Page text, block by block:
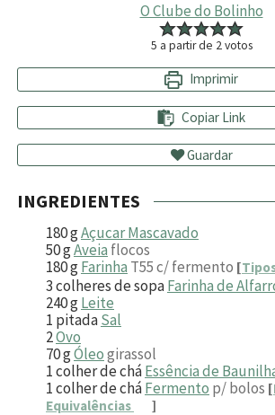
O Clube do Bolinho
5 a partir de 2votos
Imprimir
Copiar Link
Guardar
INGREDIENTES
180gAçucar Mascavado
50gAveia flocos
180gFarinha T55 c/ fermento [
3colheres de sopaFarinha de
240gLeite
1 pitadaSal
2Ovo
70gÓleogirassol
1colher de cháEssência de
1colher de cháFermento p/ bolos [
Equivalências
]